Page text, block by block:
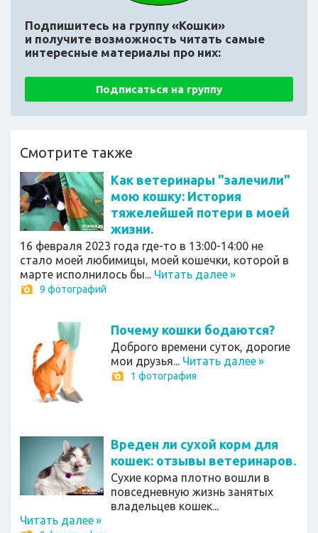
Подпишитесь на группу «Кошки»
и получите возможность читать самые
интересные материалы про них:
Подписаться на группу
Смотрите также
Как ветеринары "залечили"
мою кошку: История
тяжелейшей потери в моей
жизни.
16 февраля 2023 года где-то в 13:00-14:00 не
стало моей любимицы, моей кошечки, которой в
марте исполнилось бы... Читать далее»
9 фотографий
Почему кошки бодаются?
Доброго времени суток, дорогие
мои друзья... Читать далее»
1 фотография
Вреден ли сухой корм для
кошек: отзывы ветеринаров.
Сухие корма плотно вошли в
повседневную жизнь занятых
владельцев кошек...
Читать далее»